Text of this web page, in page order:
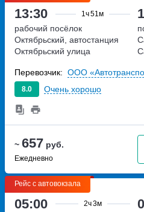
13:30 1ч51м
~ 657 руб.
Ежедневно
рабочий посёлок
Октябрьский, автостанция
Октябрьский улица
8.0 Очень хорошо
Перевозчик: ООО
Рейс с автовокзала
05:00 2ч3м